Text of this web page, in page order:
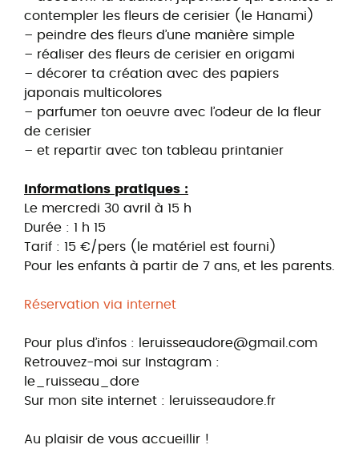
contempler les fleurs de cerisier (le Hanami)
– peindre des fleurs d’une manière simple
– réaliser des fleurs de cerisier en origami
– décorer ta création avec des papiers
japonais multicolores
– parfumer ton oeuvre avec l’odeur de la fleur
de cerisier
– et repartir avec ton tableau printanier
Informations pratiques :
Le mercredi 30 avril à 15 h
Durée : 1 h 15
Tarif : 15 €/pers (le matériel est fourni)
Pour les enfants à partir de 7 ans, et les parents.
Réservation via internet
Pour plus d’infos : leruisseaudore@gmail.com
Retrouvez-moi sur Instagram :
le_ruisseau_dore
Sur mon site internet : leruisseaudore.fr
Au plaisir de vous accueillir !